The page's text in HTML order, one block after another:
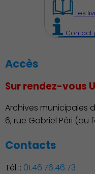
Les
Contact
Accès
Sur rendez-vous
Archives municipales
6, rue Gabriel Péri
Contacts
Tél. : 01.46.76.46.73